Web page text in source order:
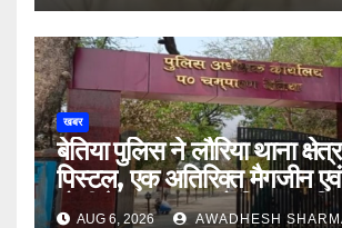
खबर
बेतिया पुलिस ने लौरिया थाना
पिस्टल, एक अतिरिक्त मैगजीन एवं
गोली के साथ एक को गिरफ्तार
AUG 6, 2026 AWADHESH